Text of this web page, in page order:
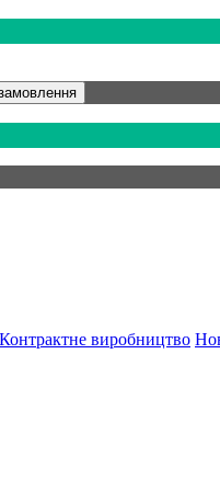
Контрактне виробництво